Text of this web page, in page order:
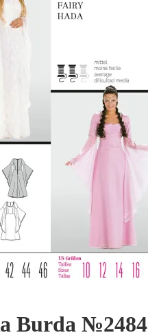
Burda №2484